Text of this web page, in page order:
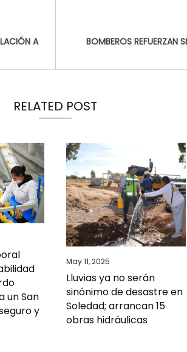
A
BOMBEROS REFUERZAN
RELATED POST
un San
y
May 11, 2025
Lluvias ya no serán
sinónimo de desastre en
Soledad; arrancan 15
obras hidráulicas